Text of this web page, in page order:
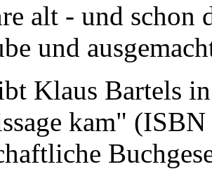
alt - und schon
und
Klaus Bartels
kam"